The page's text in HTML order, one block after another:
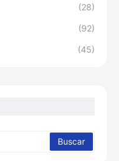
(28)
(92)
(45)